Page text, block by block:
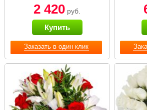
Заказать в один клик
2 420 руб.
Купить